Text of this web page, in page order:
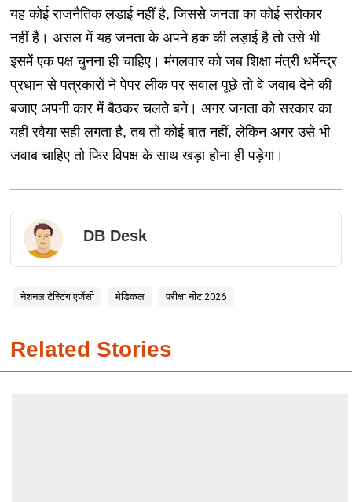
यह कोई राजनैतिक लड़ाई नहीं है, जिससे जनता का कोई सरोकार
नहीं है। असल में यह जनता के अपने हक की लड़ाई है तो उसे भी
इसमें एक पक्ष चुनना ही चाहिए। मंगलवार को जब शिक्षा मंत्री धर्मेन्द्र
प्रधान से पत्रकारों ने पेपर लीक पर सवाल पूछे तो वे जवाब देने की
बजाए अपनी कार में बैठकर चलते बने। अगर जनता को सरकार का
यही रवैया सही लगता है, तब तो कोई बात नहीं, लेकिन अगर उसे भी
जवाब चाहिए तो फिर विपक्ष के साथ खड़ा होना ही पड़ेगा।
DB Desk
नेशनल टेस्टिंग एजेंसी मेडिकल परीक्षा नीट 2026
Related Stories